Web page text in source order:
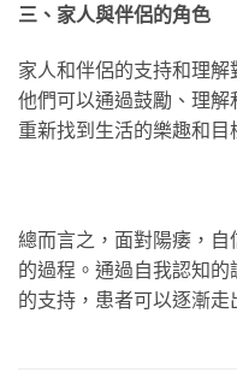
三、家人與伴侶的角色
家人和伴侶的支持和理解
他們可以通過鼓勵、理解
重新找到生活的樂趣和目
總而言之，面對陽痿，
的過程。通過自我認知
的支持，患者可以逐漸走